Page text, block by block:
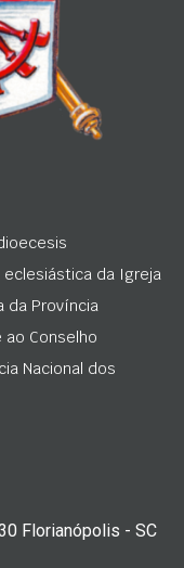
eclesiástica da Igreja
da Província
ao Conselho
Nacional dos
Florianópolis - SC